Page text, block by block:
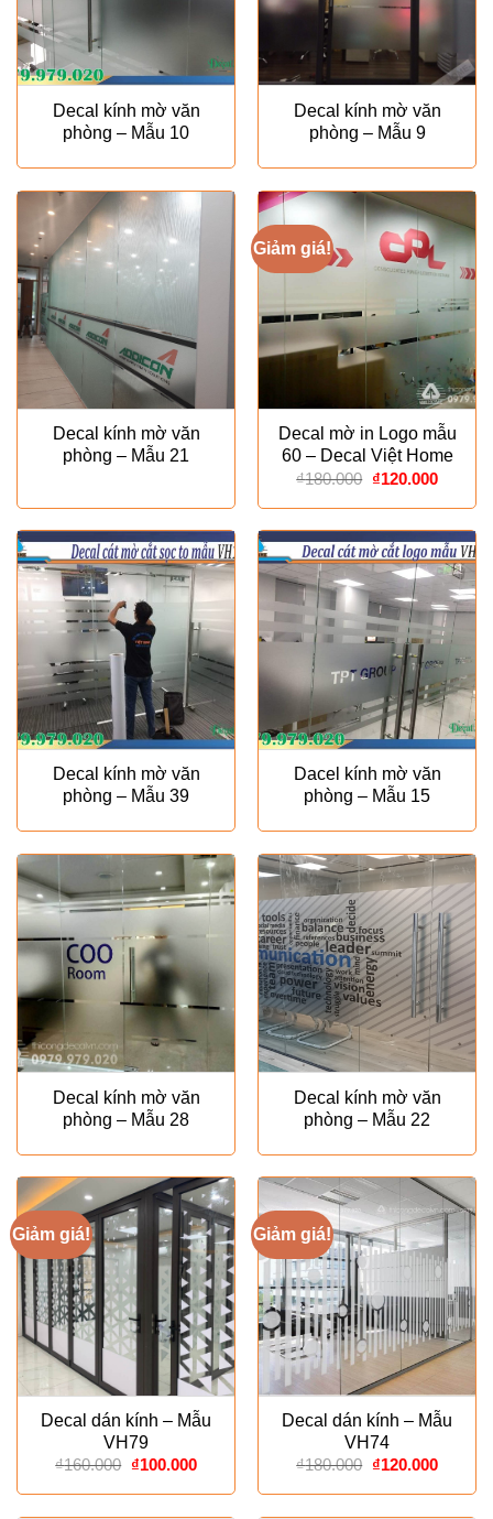
Decal kính mờ văn
phòng – Mẫu 10
Decal kính mờ văn
phòng – Mẫu 9
Decal kính mờ văn
phòng – Mẫu 21
Giảm giá!
Decal mờ in Logo mẫu
60 – Decal Việt Home
₫180.000 Giá
là:
₫180.000.
₫120.000Giá
tại
là:
Decal kính mờ văn
phòng – Mẫu 39
Dacel kính mờ văn
phòng – Mẫu 15
Decal kính mờ văn
phòng – Mẫu 28
Decal kính mờ văn
phòng – Mẫu 22
Giảm giá!
Decal dán kính – Mẫu
VH79
₫160.000 Giá
là:
₫160.000.
₫100.000Giá
tại
là:
Giảm giá!
Decal dán kính – Mẫu
VH74
₫180.000 Giá
là:
₫180.000.
₫120.000Giá
tại
là: